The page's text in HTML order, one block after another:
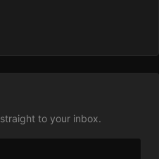
to your inbox.